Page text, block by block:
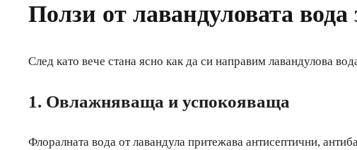
Ползи от лавандуловата вода
След като вече стана ясно как да си направим лавандулова
1. Овлажняваща и успокояваща
Флоралната вода от лавандула притежава антисептични,